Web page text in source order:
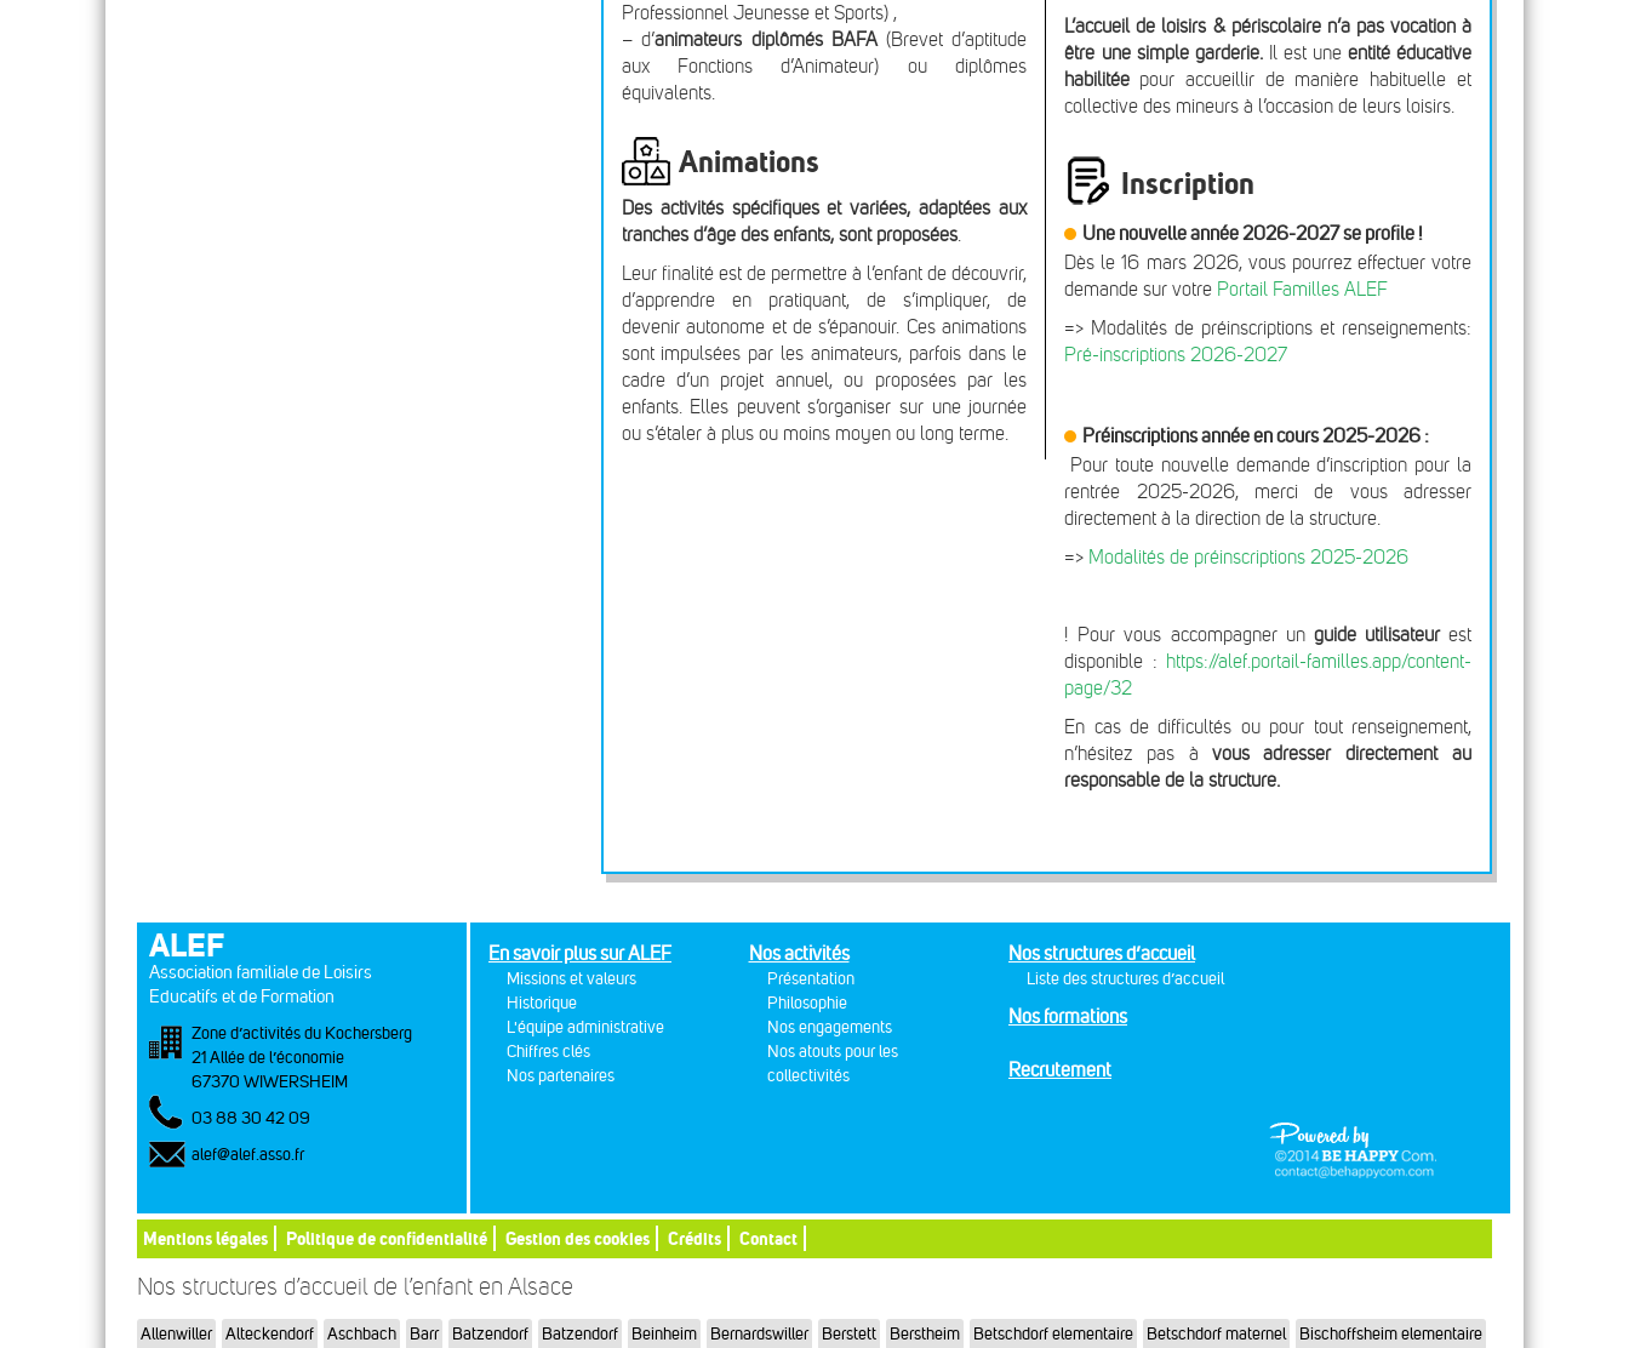
Professionnel Jeunesse et Sports) ,
– d’animateurs diplômés BAFA(Brevet d’aptitude
aux Fonctions d’Animateur) ou diplômes
équivalents.
Animations
Des activités spécifiques et variées, adaptées aux
tranches d’âge des enfants, sont proposées.
Leur finalité est de permettre à l’enfant de découvrir,
d’apprendre en pratiquant, de s’impliquer, de
devenir autonome et de s’épanouir. Ces animations
sont impulsées par les animateurs, parfois dans le
cadre d’un projet annuel, ou proposées par les
enfants. Elles peuvent s’organiser sur une journée
ou s’étaler à plus ou moins moyen ou long terme.
L’accueil de loisirs & périscolaire n’a pas vocation à
être une simple garderie. Il est une entité éducative
habilitée pour accueillir de manière habituelle et
collective des mineurs à l’occasion de leurs loisirs.
Inscription
Une nouvelle année 2026-2027 se profile !
Dès le 16 mars 2026, vous pourrez effectuer votre
demande sur votre Portail Familles ALEF
=> Modalités de préinscriptions et renseignements:
Pré-inscriptions 2026-2027
Préinscriptions année en cours 2025-2026 :
Pour toute nouvelle demande d’inscription pour la
rentrée 2025-2026, merci de vous adresser
directement à la direction de la structure.
=> Modalités de préinscriptions 2025-2026
! Pour vous accompagner un guide utilisateur est
disponible : https://alef.portail-familles.app/content-
page/32
En cas de difficultés ou pour tout renseignement,
n’hésitez pas à vous adresser directement au
responsable de la structure.
ALEF
Association familiale de Loisirs
Educatifs et de Formation
Zone d’activités du Kochersberg
21 Allée de l’économie
67370 WIWERSHEIM
03 88 30 42 09
alef@alef.asso.fr
En savoir plus sur ALEF
Missions et valeurs
Historique
L'équipe administrative
Chiffres clés
Nos partenaires
Nos activités
Présentation
Philosophie
Nos engagements
Nos atouts pour les
collectivités
Nos structures d’accueil
Liste des structures d’accueil
Nos formations
Recrutement
Mentions légales Politique de confidentialité Gestion des cookies Crédits Contact
Nos structures d’accueil de l’enfant en Alsace
Allenwiller Alteckendorf Aschbach Barr Batzendorf Batzendorf Beinheim Bernardswiller Berstett Berstheim Betschdorf elementaire Betschdorf maternel Bischoffsheim elementaire